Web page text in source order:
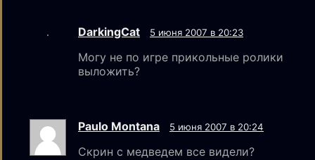
DarkingCat 5 июня 2007 в 20:23
Могу не по игре прикольные ролики
выложить?
Paulo Montana 5 июня 2007 в 20:24
Скрин с медведем все видели?